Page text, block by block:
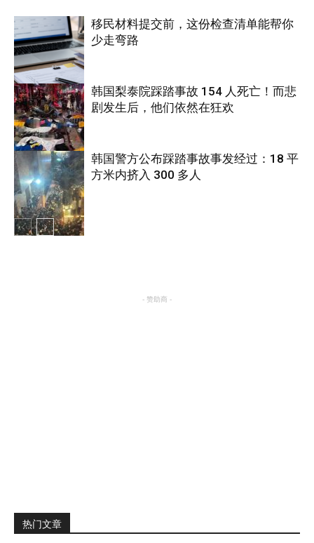
国际
移民材料提交前，这份检查清单能帮你
少走弯路
国际
韩国梨泰院踩踏事故 154 人死亡！而悲
剧发生后，他们依然在狂欢
韩国警方公布踩踏事故事发经过：18 平
方米内挤入 300 多人
- 赞助商 -
热门文章